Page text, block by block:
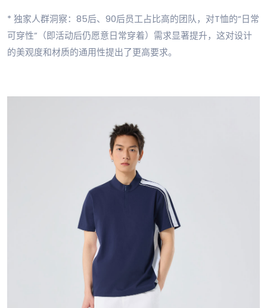
* 独家人群洞察：85后、90后员工占比高的团队，对T恤的“日常
可穿性”（即活动后仍愿意日常穿着）需求显著提升，这对设计
的美观度和材质的通用性提出了更高要求。